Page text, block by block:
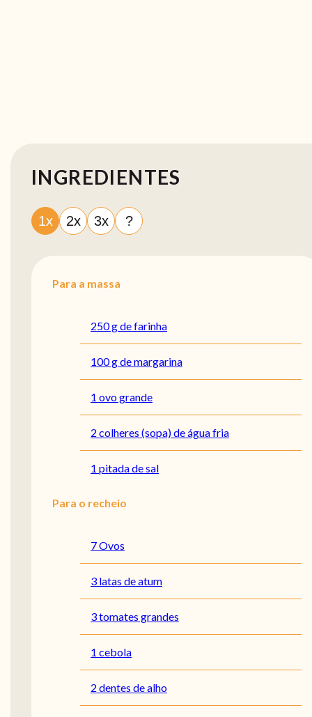
INGREDIENTES
1x 2x 3x ?
Para a massa
250 g de farinha
100 g de margarina
1 ovo grande
2 colheres (sopa) de água fria
1 pitada de sal
Para o recheio
7 Ovos
3 latas de atum
3 tomates grandes
1 cebola
2 dentes de alho